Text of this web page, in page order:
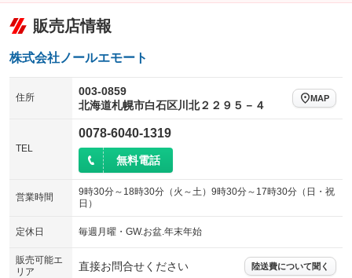
販売店情報
株式会社ノールエモート
住所
003-0859
北海道札幌市白石区川北２２９５－４
MAP
TEL
0078-6040-1319
無料電話
営業時間
9時30分～18時30分（火～土）9時30分～17時30分（日・祝
日）
定休日 毎週月曜・GW.お盆.年末年始
販売可能エ
リア
直接お問合せください 陸送費について聞く